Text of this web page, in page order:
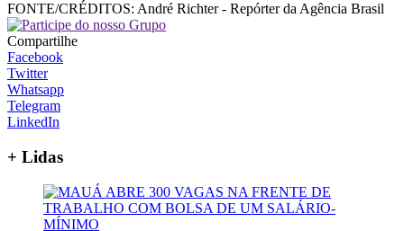
FONTE/CRÉDITOS: André Richter - Repórter da Agência Brasil
Compartilhe
Facebook
Twitter
Whatsapp
Telegram
LinkedIn
+ Lidas